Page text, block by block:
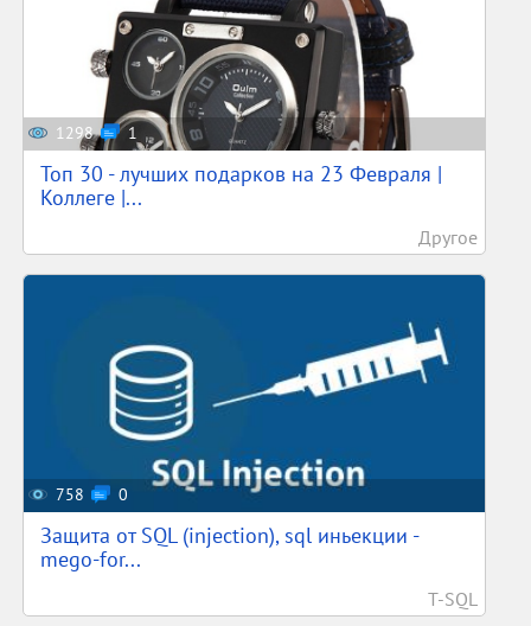
1298 1
Топ 30 - лучших подарков на 23 Февраля |
Коллеге |...
Другое
758 0
Защита от SQL (injection), sql иньекции -
mego-for...
T-SQL